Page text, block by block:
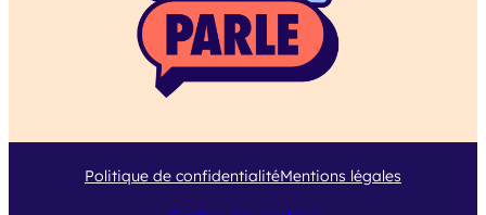
Politique de confidentialitéMentions légales